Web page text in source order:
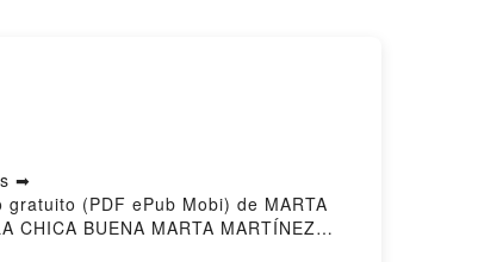
➡
(PDF ePub Mobi) de MARTA
CHICA BUENA MARTA MARTÍNEZ